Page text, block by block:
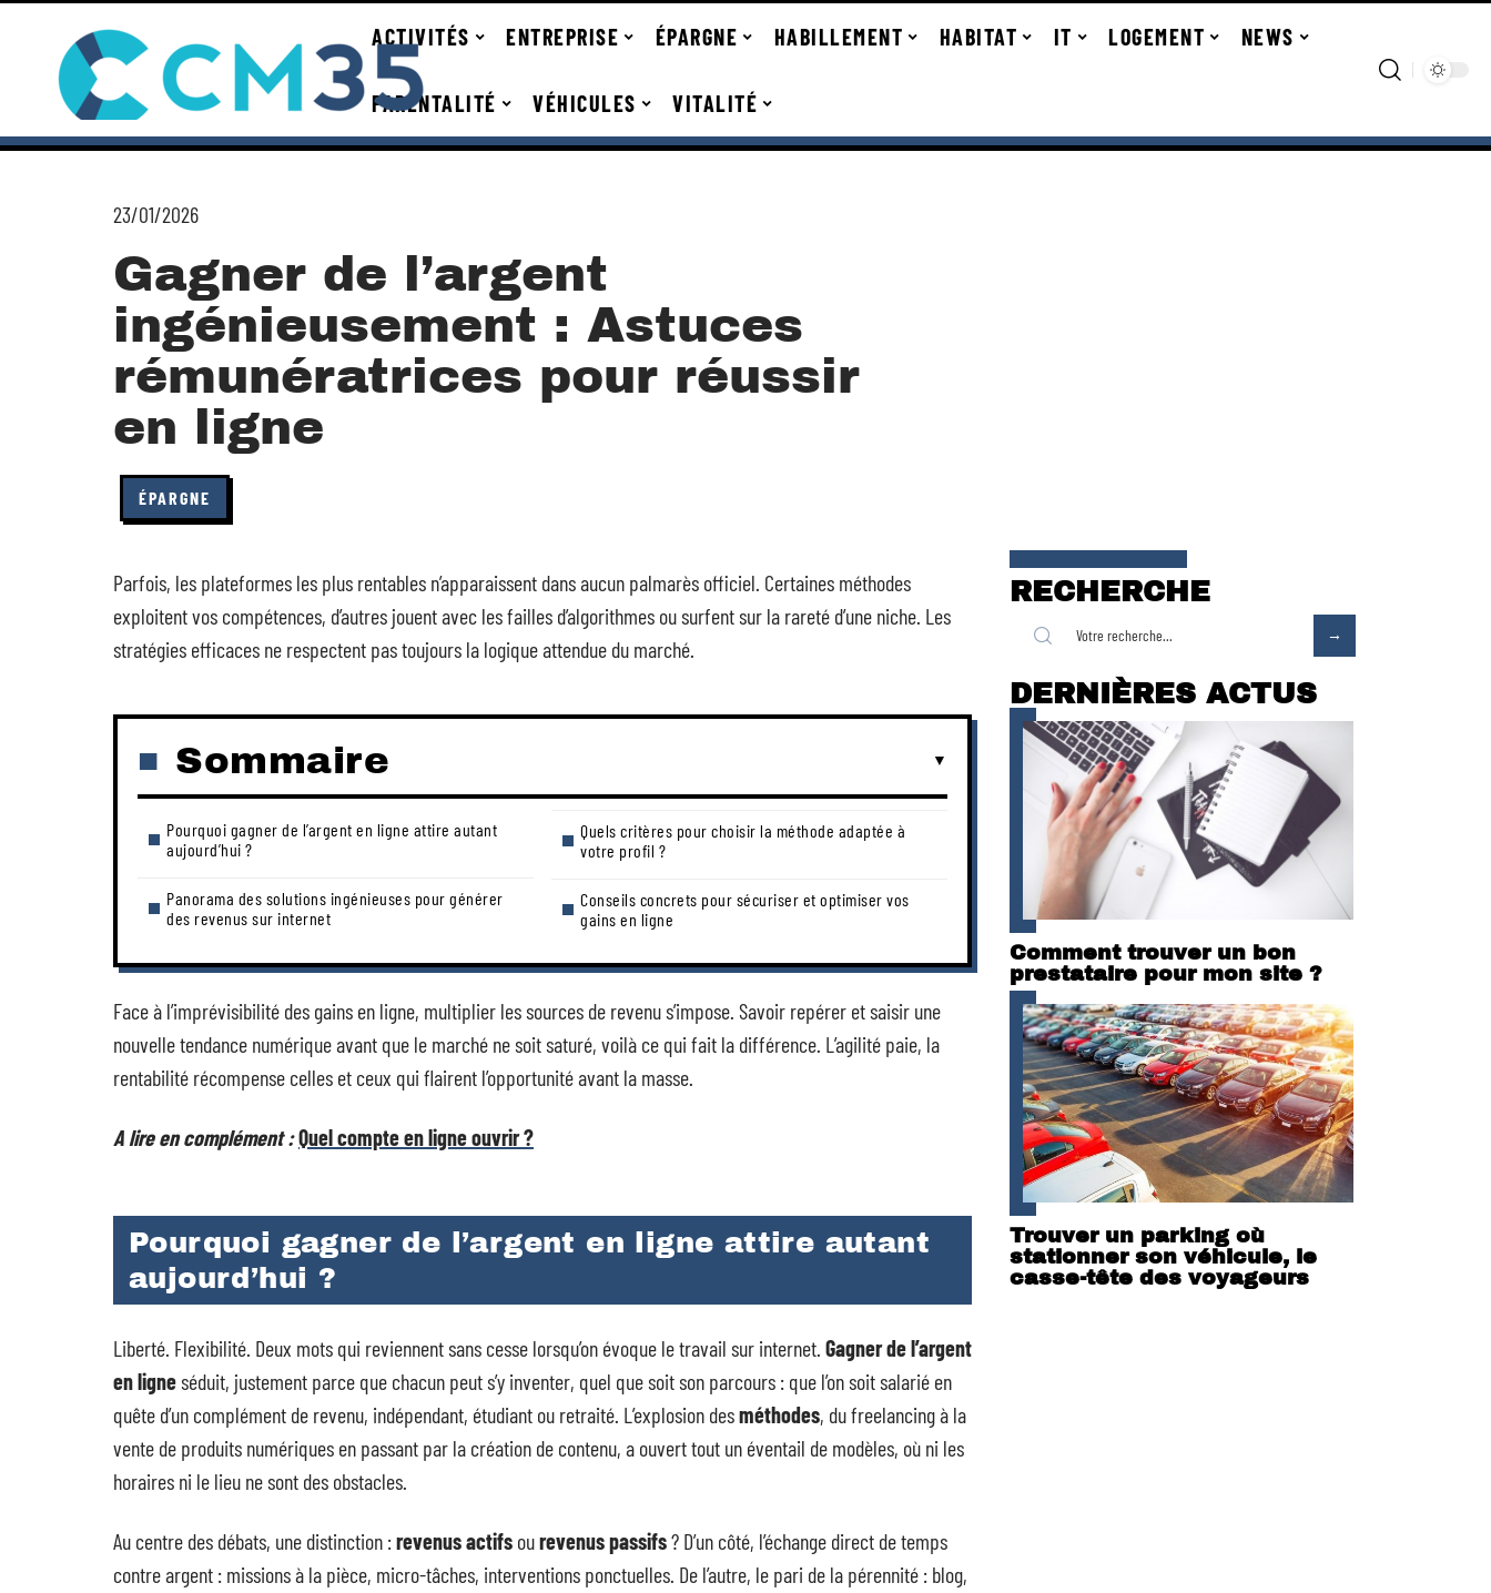
ACTIVITÉS ENTREPRISE ÉPARGNE HABILLEMENT HABITAT IT LOGEMENT NEWS
PARENTALITÉ VÉHICULES VITALITÉ
23/01/2026
Gagner de l’argent
ingénieusement : Astuces
rémunératrices pour réussir
en ligne
ÉPARGNE
Parfois, les plateformes les plus rentables n’apparaissent dans aucun palmarès officiel. Certaines méthodes
exploitent vos compétences, d’autres jouent avec les failles d’algorithmes ou surfent sur la rareté d’une niche. Les
stratégies efficaces ne respectent pas toujours la logique attendue du marché.
Sommaire
Pourquoi gagner de l’argent en ligne attire autant
aujourd’hui ?
Panorama des solutions ingénieuses pour générer
des revenus sur internet
Quels critères pour choisir la méthode adaptée à
votre profil ?
Conseils concrets pour sécuriser et optimiser vos
gains en ligne
Face à l’imprévisibilité des gains en ligne, multiplier les sources de revenu s’impose. Savoir repérer et saisir une
nouvelle tendance numérique avant que le marché ne soit saturé, voilà ce qui fait la différence. L’agilité paie, la
rentabilité récompense celles et ceux qui flairent l’opportunité avant la masse.
A lire en complément :Quel compte en ligne ouvrir ?
Pourquoi gagner de l’argent en ligne attire autant
aujourd’hui ?
Liberté. Flexibilité. Deux mots qui reviennent sans cesse lorsqu’on évoque le travail sur internet. Gagner de l’argent
en ligneséduit, justement parce que chacun peut s’y inventer, quel que soit son parcours : que l’on soit salarié en
quête d’un complément de revenu, indépendant, étudiant ou retraité. L’explosion desméthodes, du freelancing à la
vente de produits numériques en passant par la création de contenu, a ouvert tout un éventail de modèles, où ni les
horaires ni le lieu ne sont des obstacles.
Au centre des débats, une distinction :revenus actifs ourevenus passifs? D’un côté, l’échange direct de temps
contre argent : missions à la pièce, micro-tâches, interventions ponctuelles. De l’autre, le pari de la pérennité : blog,
RECHERCHE
DERNIÈRES ACTUS
Comment trouver un bon
prestataire pour mon site ?
Trouver un parking où
stationner son véhicule, le
casse-tête des voyageurs